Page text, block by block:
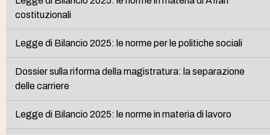
costituzionali
Legge di Bilancio 2025: le norme per le politiche sociali
Dossier sulla riforma della magistratura: la separazione
delle carriere
Legge di Bilancio 2025: le norme in materia di lavoro